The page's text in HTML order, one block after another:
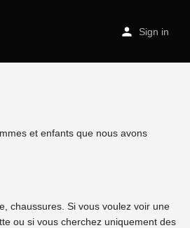
Sign in
et enfants que nous avons
chaussures. Si vous voulez voir une
ou si vous cherchez uniquement des